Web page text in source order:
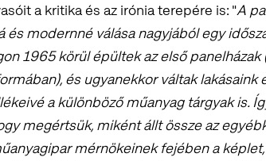
a kritika és az irónia terepére is: "A
és modernné válása nagyjából egy
1965 körül épültek az első
és ugyanekkor váltak lakásaink
a különböző műanyag tárgyak is.
megértsük, miként állt össze az
mérnökeinek fejében a